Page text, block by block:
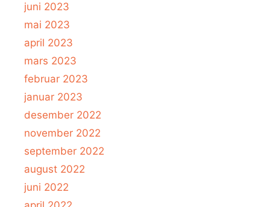
juni 2023
mai 2023
april 2023
mars 2023
februar 2023
januar 2023
desember 2022
november 2022
september 2022
august 2022
juni 2022